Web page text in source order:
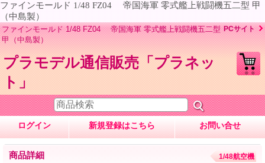
ファインモールド 1/48 FZ04 帝国海軍 零式艦上戦闘機五二型 甲
（中島製）
ファインモールド 1/48 FZ04 帝国海軍 零式艦上戦闘機五二型
甲（中島製）
PCサイト
プラモデル通信販売「プラネッ
ト」
ログイン 新規登録はこちら お問い合せ
商品詳細 1/48航空機